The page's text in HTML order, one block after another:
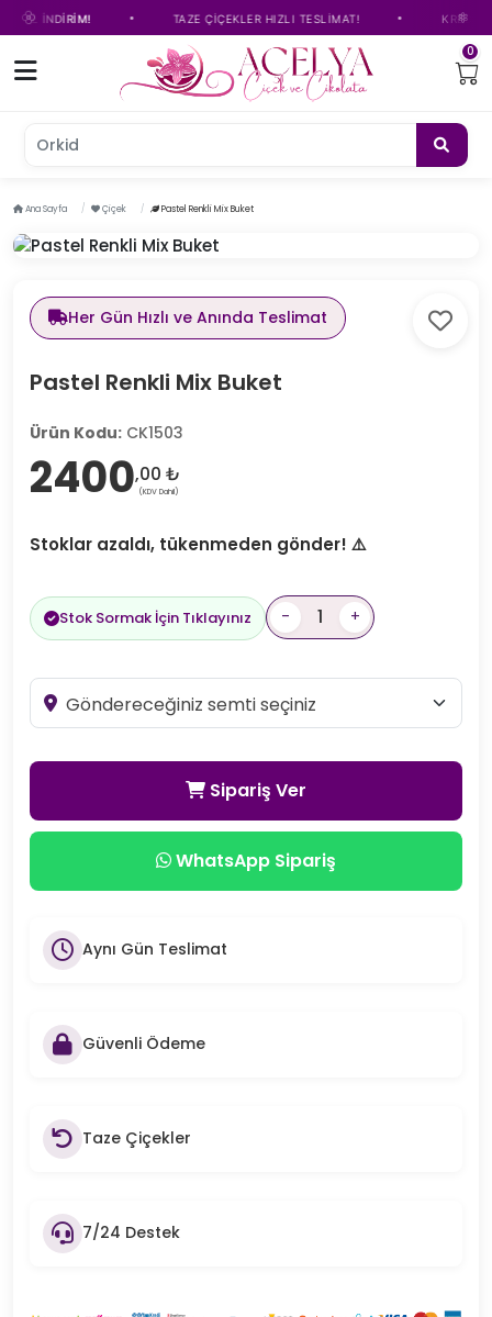
TL İNDİRİM! TAZE ÇİÇEKLER HIZLI TESLİMAT! KREDİ
0
Orkide
Ana Sayfa Çiçek Pastel Renkli Mix Buket
Her Gün Hızlı ve Anında Teslimat
Pastel Renkli Mix Buket
Ürün Kodu: CK1503
2400,00 ₺
(KDV Dahil)
Stoklar azaldı, tükenmeden gönder! ⚠️
Stok Sormak İçin Tıklayınız - +
Sipariş Ver
WhatsApp Sipariş
Aynı Gün Teslimat
Güvenli Ödeme
Taze Çiçekler
7/24 Destek